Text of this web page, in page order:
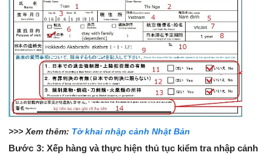
>>> Xem thêm: Tờ khai nhập cảnh Nhật Bản
Bước 3: Xếp hàng và thực hiện thủ tục kiểm tra nhập cảnh